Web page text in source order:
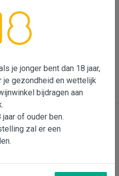
je jonger bent dan 18 jaar,
gezondheid en wettelijk
bijdragen aan
of ouder ben.
zal er een